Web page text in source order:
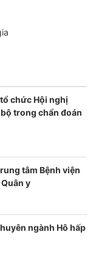
chức Hội nghị
trong chẩn đoán
tâm Bệnh viện
y
ngành Hô hấp